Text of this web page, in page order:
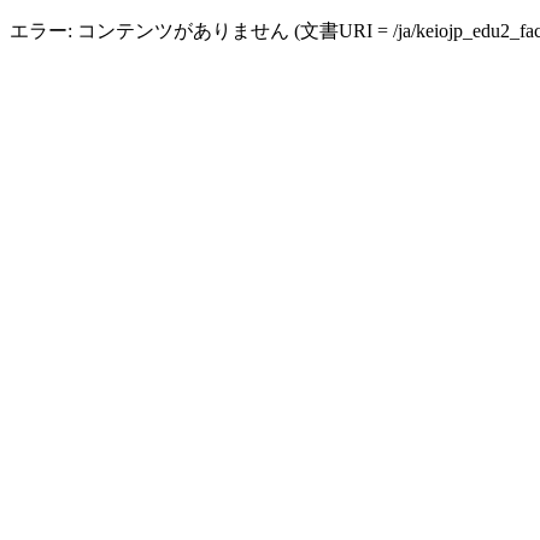
エラー: コンテンツがありません (文書URI = /ja/